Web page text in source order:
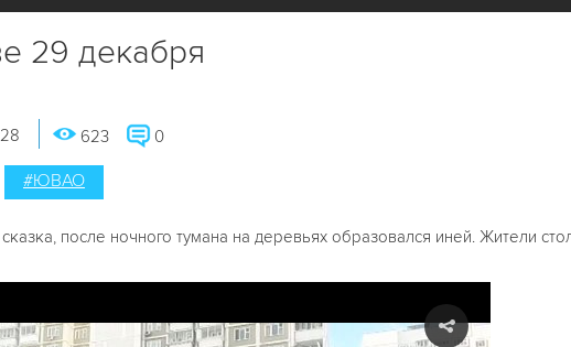
29 декабря
623 0
#ЮВАО
после ночного тумана на деревьях образовался иней. Жители